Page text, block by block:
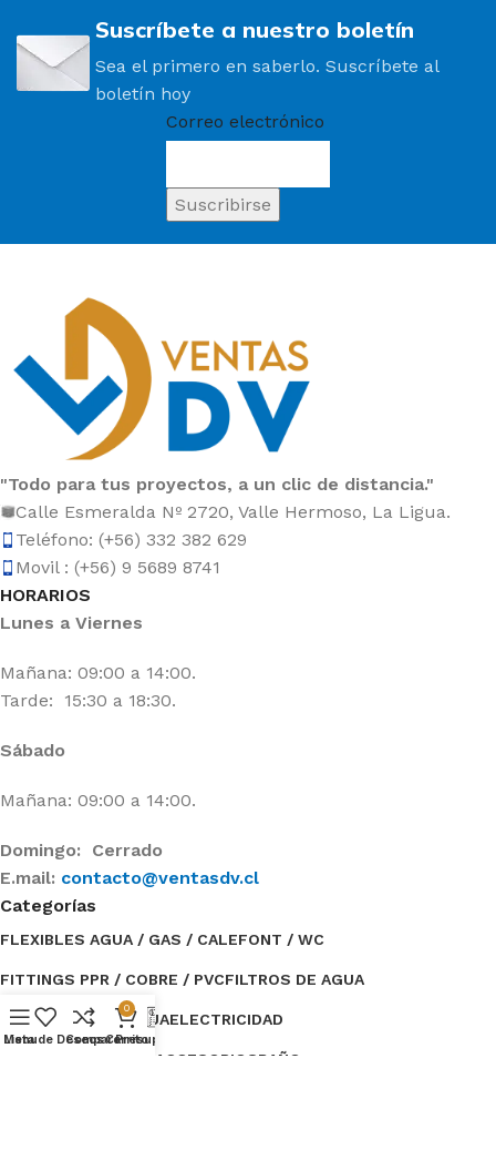
Suscríbete a nuestro boletín
Sea el primero en saberlo. Suscríbete al
boletín hoy
Correo electrónico
"Todo para tus proyectos, a un clic de distancia."
Calle Esmeralda Nº 2720, Valle Hermoso, La Ligua.
Teléfono: (+56) 332 382 629
Movil : (+56) 9 5689 8741
HORARIOS
Lunes a Viernes
Mañana: 09:00 a 14:00.
Tarde: 15:30 a 18:30.
Sábado
Mañana: 09:00 a 14:00.
Domingo: Cerrado
E.mail: contacto@ventasdv.cl
Categorías
FLEXIBLES AGUA / GAS / CALEFONT / WC
FITTINGS PPR / COBRE / PVCFILTROS DE AGUA
ESTANQUES DE AGUAELECTRICIDAD
BOMBAS DE AGUA / ACCESORIOSBAÑO
Menu
Lista de Deseos
Compare
0
Carrito
Presupuesto